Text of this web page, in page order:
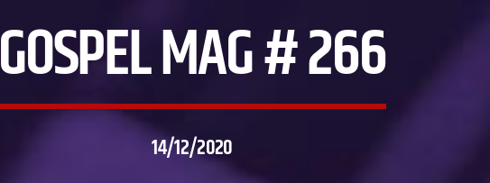
GOSPEL MAG # 266
14/12/2020